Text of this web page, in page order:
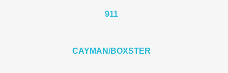
911
CAYMAN/BOXSTER